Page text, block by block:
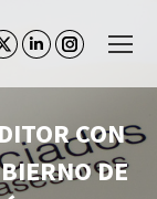
Twitter
page
in
new
Linkedin
page
in
new
Instagram
page
in
new
CON
DE